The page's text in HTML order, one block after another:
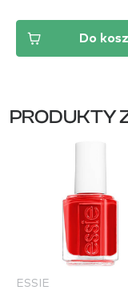
Do
PRODUKTY
ESSIE